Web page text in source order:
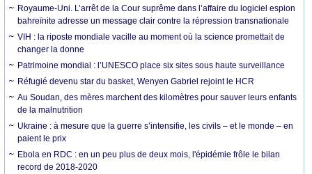
Royaume-Uni. L’arrêt de la Cour suprême dans l’affaire du logiciel espion
bahreïnite adresse un message clair contre la répression transnationale
VIH : la riposte mondiale vacille au moment où la science promettait de
changer la donne
Patrimoine mondial : l’UNESCO place six sites sous haute surveillance
Réfugié devenu star du basket, Wenyen Gabriel rejoint le HCR
Au Soudan, des mères marchent des kilomètres pour sauver leurs enfants
de la malnutrition
Ukraine : à mesure que la guerre s’intensifie, les civils – et le monde – en
paient le prix
Ebola en RDC : en un peu plus de deux mois, l'épidémie frôle le bilan
record de 2018-2020